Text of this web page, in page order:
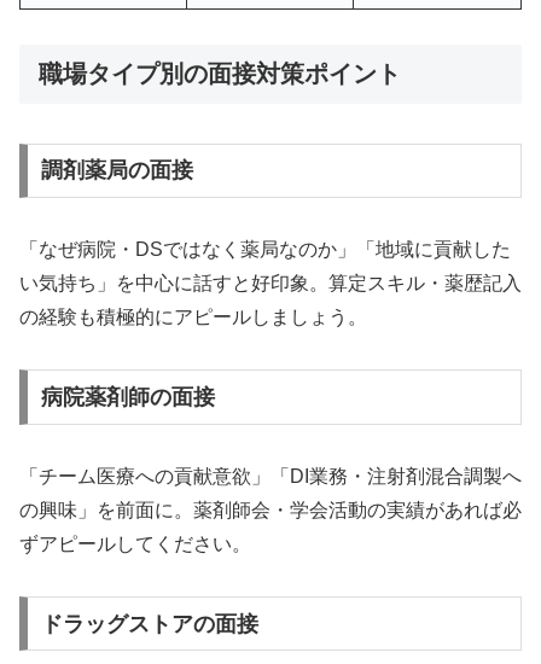
職場タイプ別の面接対策ポイント
調剤薬局の面接
「なぜ病院・DSではなく薬局なのか」「地域に貢献した
い気持ち」を中心に話すと好印象。算定スキル・薬歴記入
の経験も積極的にアピールしましょう。
病院薬剤師の面接
「チーム医療への貢献意欲」「DI業務・注射剤混合調製へ
の興味」を前面に。薬剤師会・学会活動の実績があれば必
ずアピールしてください。
ドラッグストアの面接